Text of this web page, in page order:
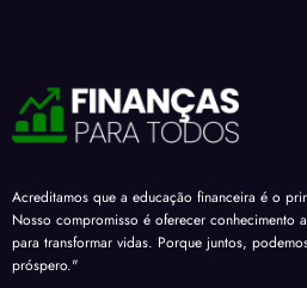
Acreditamos que a educação financeira é o
Nosso compromisso é oferecer conhecimento
para transformar vidas. Porque juntos,
próspero."